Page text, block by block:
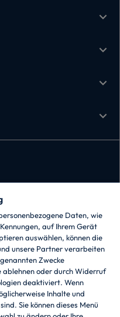
- mit
Via Comolli 57 -
20861 Brugherio (MB)
(MB) - Italien
Daten, wie
auf Ihrem Gerät
auswählen, können die
unsere Partner verarbeiten
Zwecke
ablehnen oder durch Widerruf
deaktiviert. Wenn
Inhalte und
Sie können dieses Menü